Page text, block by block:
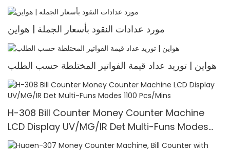
مورد عدادات النقود بأسعار الجملة | هواين
هواين | توريد عداد قيمة الفواتير المختلطة حسب الطلب
H-308 Bill Counter Money Counter Machine
LCD Display UV/MG/IR Det Multi-Funs Modes
1100 Pcs/Mins